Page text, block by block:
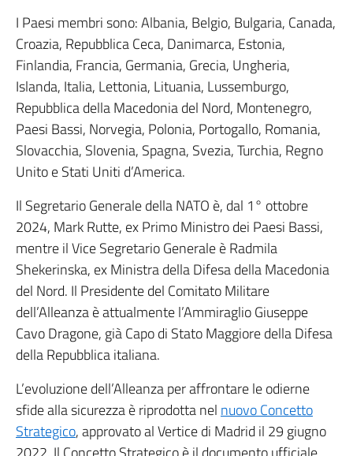
I Paesi membri sono: Albania, Belgio, Bulgaria, Canada,
Croazia, Repubblica Ceca, Danimarca, Estonia,
Finlandia, Francia, Germania, Grecia, Ungheria,
Islanda, Italia, Lettonia, Lituania, Lussemburgo,
Repubblica della Macedonia del Nord, Montenegro,
Paesi Bassi, Norvegia, Polonia, Portogallo, Romania,
Slovacchia, Slovenia, Spagna, Svezia, Turchia, Regno
Unito e Stati Uniti d’America.
Il Segretario Generale della NATO è, dal 1° ottobre
2024, Mark Rutte, ex Primo Ministro dei Paesi Bassi,
mentre il Vice Segretario Generale è Radmila
Shekerinska, ex Ministra della Difesa della Macedonia
del Nord. Il Presidente del Comitato Militare
dell’Alleanza è attualmente l’Ammiraglio Giuseppe
Cavo Dragone, già Capo di Stato Maggiore della Difesa
della Repubblica italiana.
L’evoluzione dell’Alleanza per affrontare le odierne
sfide alla sicurezza è riprodotta nel nuovo Concetto
Strategico, approvato al Vertice di Madrid il 29 giugno